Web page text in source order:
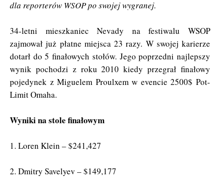
dla reporterów WSOP po swojej wygranej.
34-letni mieszkaniec Nevady na festiwalu WSOP
zajmował już płatne miejsca 23 razy. W swojej karierze
dotarł do 5 finałowych stołów. Jego poprzedni najlepszy
wynik pochodzi z roku 2010 kiedy przegrał finałowy
pojedynek z Miguelem Proulxem w evencie 2500$ Pot-
Limit Omaha.
Wyniki na stole finałowym
1. Loren Klein – $241,427
2. Dmitry Savelyev – $149,177